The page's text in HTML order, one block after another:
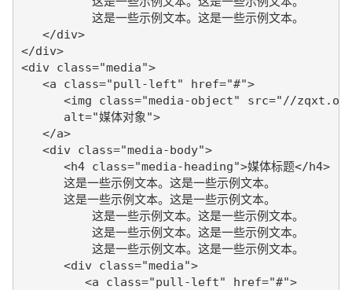
   </div>
</div>
<div class="media">
   <a class="pull-left" href="#">
<img class="media-object" src="//
      alt="媒体对象">
   </a>
   <div class="media-body">
      <h4 class="media-heading">媒体标题</h4>
      这是一些示例文本。这是一些示例文本。
      这是一些示例文本。这是一些示例文本。
      <div class="media">
         <a class="pull-left" href="#">